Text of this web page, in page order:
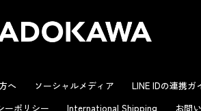
へ ソーシャルメディア LINE IDの連携ガ
ーポリシー International Shipping お問